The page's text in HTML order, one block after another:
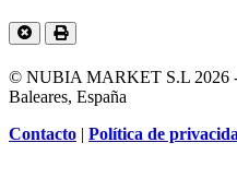
© NUBIA MARKET S.L 2026 -
Baleares, España
Contacto | Política de